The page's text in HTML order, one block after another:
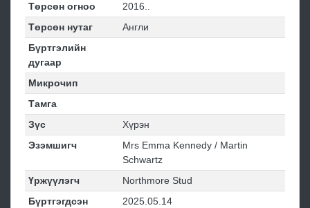
Төрсөн огноо
2016..
Төрсөн нутаг
Англи
Бүртгэлийн
дугаар
Микрочип
Тамга
Зүс
Хүрэн
Эзэмшигч
Mrs Emma Kennedy / Martin
Schwartz
Үржүүлэгч
Northmore Stud
Бүртгэгдсэн
2025.05.14